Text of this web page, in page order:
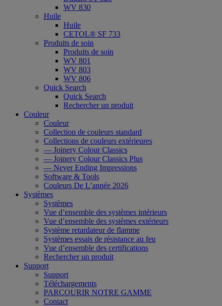
WV 830
Huile
Huile
CETOL® SF 733
Produits de soin
Produits de soin
WV 801
WV 803
WV 806
Quick Search
Quick Search
Rechercher un produit
Couleur
Couleur
Collection de couleurs standard
Collections de couleurs extérieures
— Joinery Colour Classics
— Joinery Colour Classics Plus
— Never Ending Impressions
Software & Tools
Couleurs De L’année 2026
Systèmes
Systèmes
Vue d’ensemble des systèmes intérieurs
Vue d’ensemble des systèmes extérieurs
Système retardateur de flamme
Systèmes essais de résistance au feu
Vue d’ensemble des certifications
Rechercher un produit
Support
Support
Téléchargements
PARCOURIR NOTRE GAMME
Contact